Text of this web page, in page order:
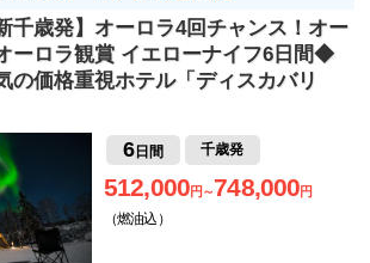
千歳発】オーロラ4回チャンス！オー
ーロラ観賞 イエローナイフ6日間◆
の価格重視ホテル「ディスカバリ
6日間 千歳発
512,000円～748,000円
（燃油込）